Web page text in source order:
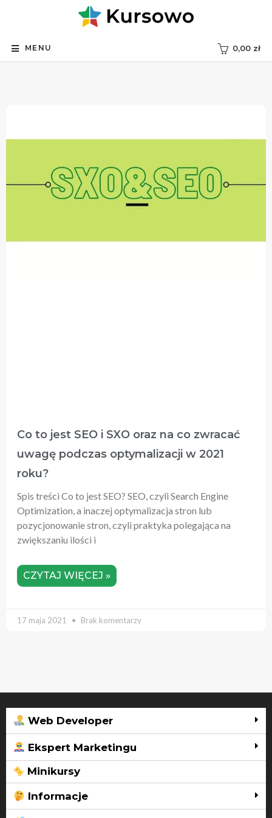
MENU 0,00 zł
Co to jest SEO i SXO oraz na co zwracać
uwagę podczas optymalizacji w 2021
roku?
Spis treści Co to jest SEO? SEO, czyli Search Engine
Optimization, a inaczej optymalizacja stron lub
pozycjonowanie stron, czyli praktyka polegająca na
zwiększaniu ilości i
CZYTAJ WIĘCEJ »
17 maja 2021 Brak komentarzy
Web Developer
Ekspert Marketingu
Minikursy
Informacje